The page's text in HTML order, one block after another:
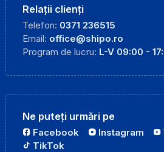
Relații clienți
Telefon: 0371 236515
Email: office@shipo.ro
Program de lucru: L-V 09:00 -
Ne puteți urmări pe
Facebook Instagram
TikTok